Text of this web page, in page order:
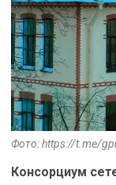
Фото: https://t.me/
Консорциум